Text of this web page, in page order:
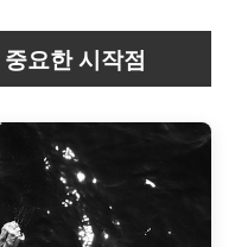
요한 시작점